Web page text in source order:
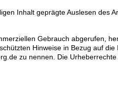
Inhalt geprägte Auslesen des
Gebrauch abgerufen,
Hinweise in Bezug auf
zu nennen. Die